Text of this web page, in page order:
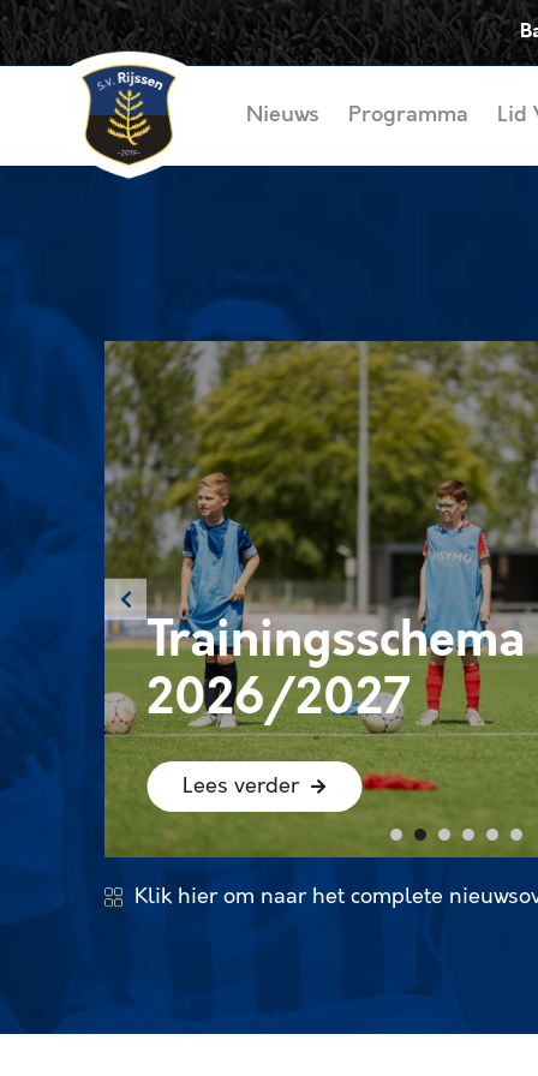
Nieuws Programma Lid
2026/2027
Lees verder
1 2 3 4 5 6
Klik hier om naar het complete